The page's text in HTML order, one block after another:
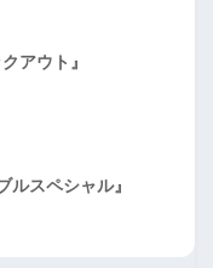
アウト』
ルスペシャル』